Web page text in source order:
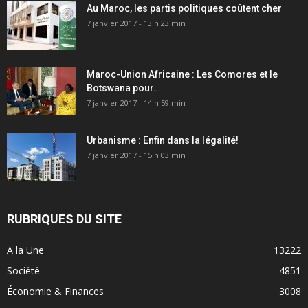
Au Maroc, les partis politiques coûtent cher
7 janvier 2017 - 13 h 23 min
Maroc-Union Africaine : Les Comores et le
Botswana pour…
7 janvier 2017 - 14 h 59 min
Urbanisme : Enfin dans la légalité!
7 janvier 2017 - 15 h 03 min
RUBRIQUES DU SITE
A la Une
13222
Société
4851
Économie & Finances
3008